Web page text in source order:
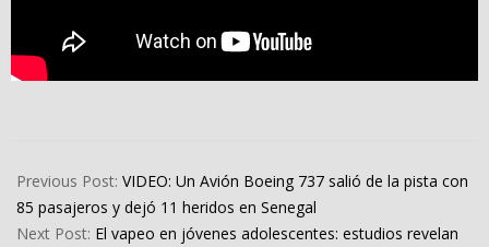
05-
09
Previous Post: VIDEO: Un Avión Boeing 737 salió de la pista con
85 pasajeros y dejó 11 heridos en Senegal
Next Post: El vapeo en jóvenes adolescentes: estudios revelan